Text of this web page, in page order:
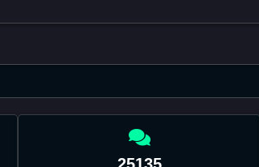
25135